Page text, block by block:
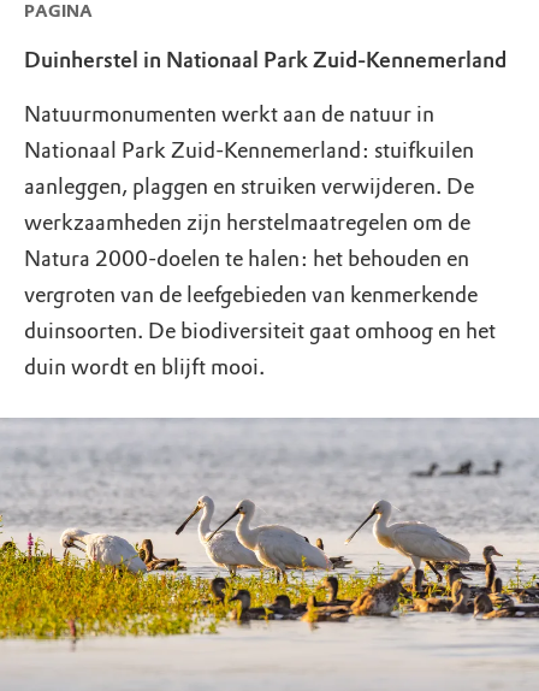
PAGINA
Duinherstel in Nationaal Park Zuid-Kennemerland
Natuurmonumenten werkt aan de natuur in
Nationaal Park Zuid-Kennemerland: stuifkuilen
aanleggen, plaggen en struiken verwijderen. De
werkzaamheden zijn herstelmaatregelen om de
Natura 2000-doelen te halen: het behouden en
vergroten van de leefgebieden van kenmerkende
duinsoorten. De biodiversiteit gaat omhoog en het
duin wordt en blijft mooi.